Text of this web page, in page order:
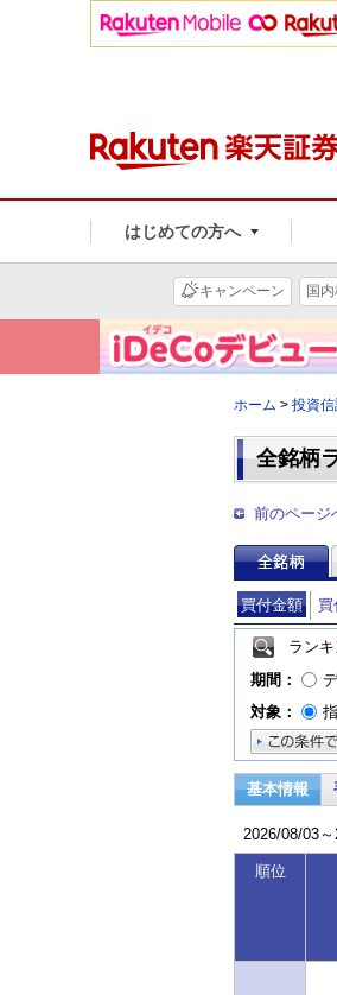
はじめての方へ
キャンペーン 国
ホーム > 投資信
全銘柄
前のページ
買付金額
ラン
期間：
対象：
基本情報
2026/08/03
順位